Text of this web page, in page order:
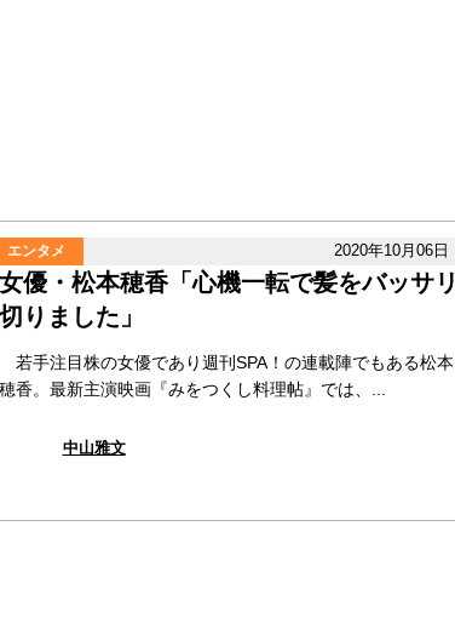
エンタメ 2020年10月06日
優・松本穂香「心機一転で髪をバッサリ
りました」
手注目株の女優であり週刊SPA！の連載陣でもある松本
香。最新主演映画『みをつくし料理帖』では、...
中山雅文